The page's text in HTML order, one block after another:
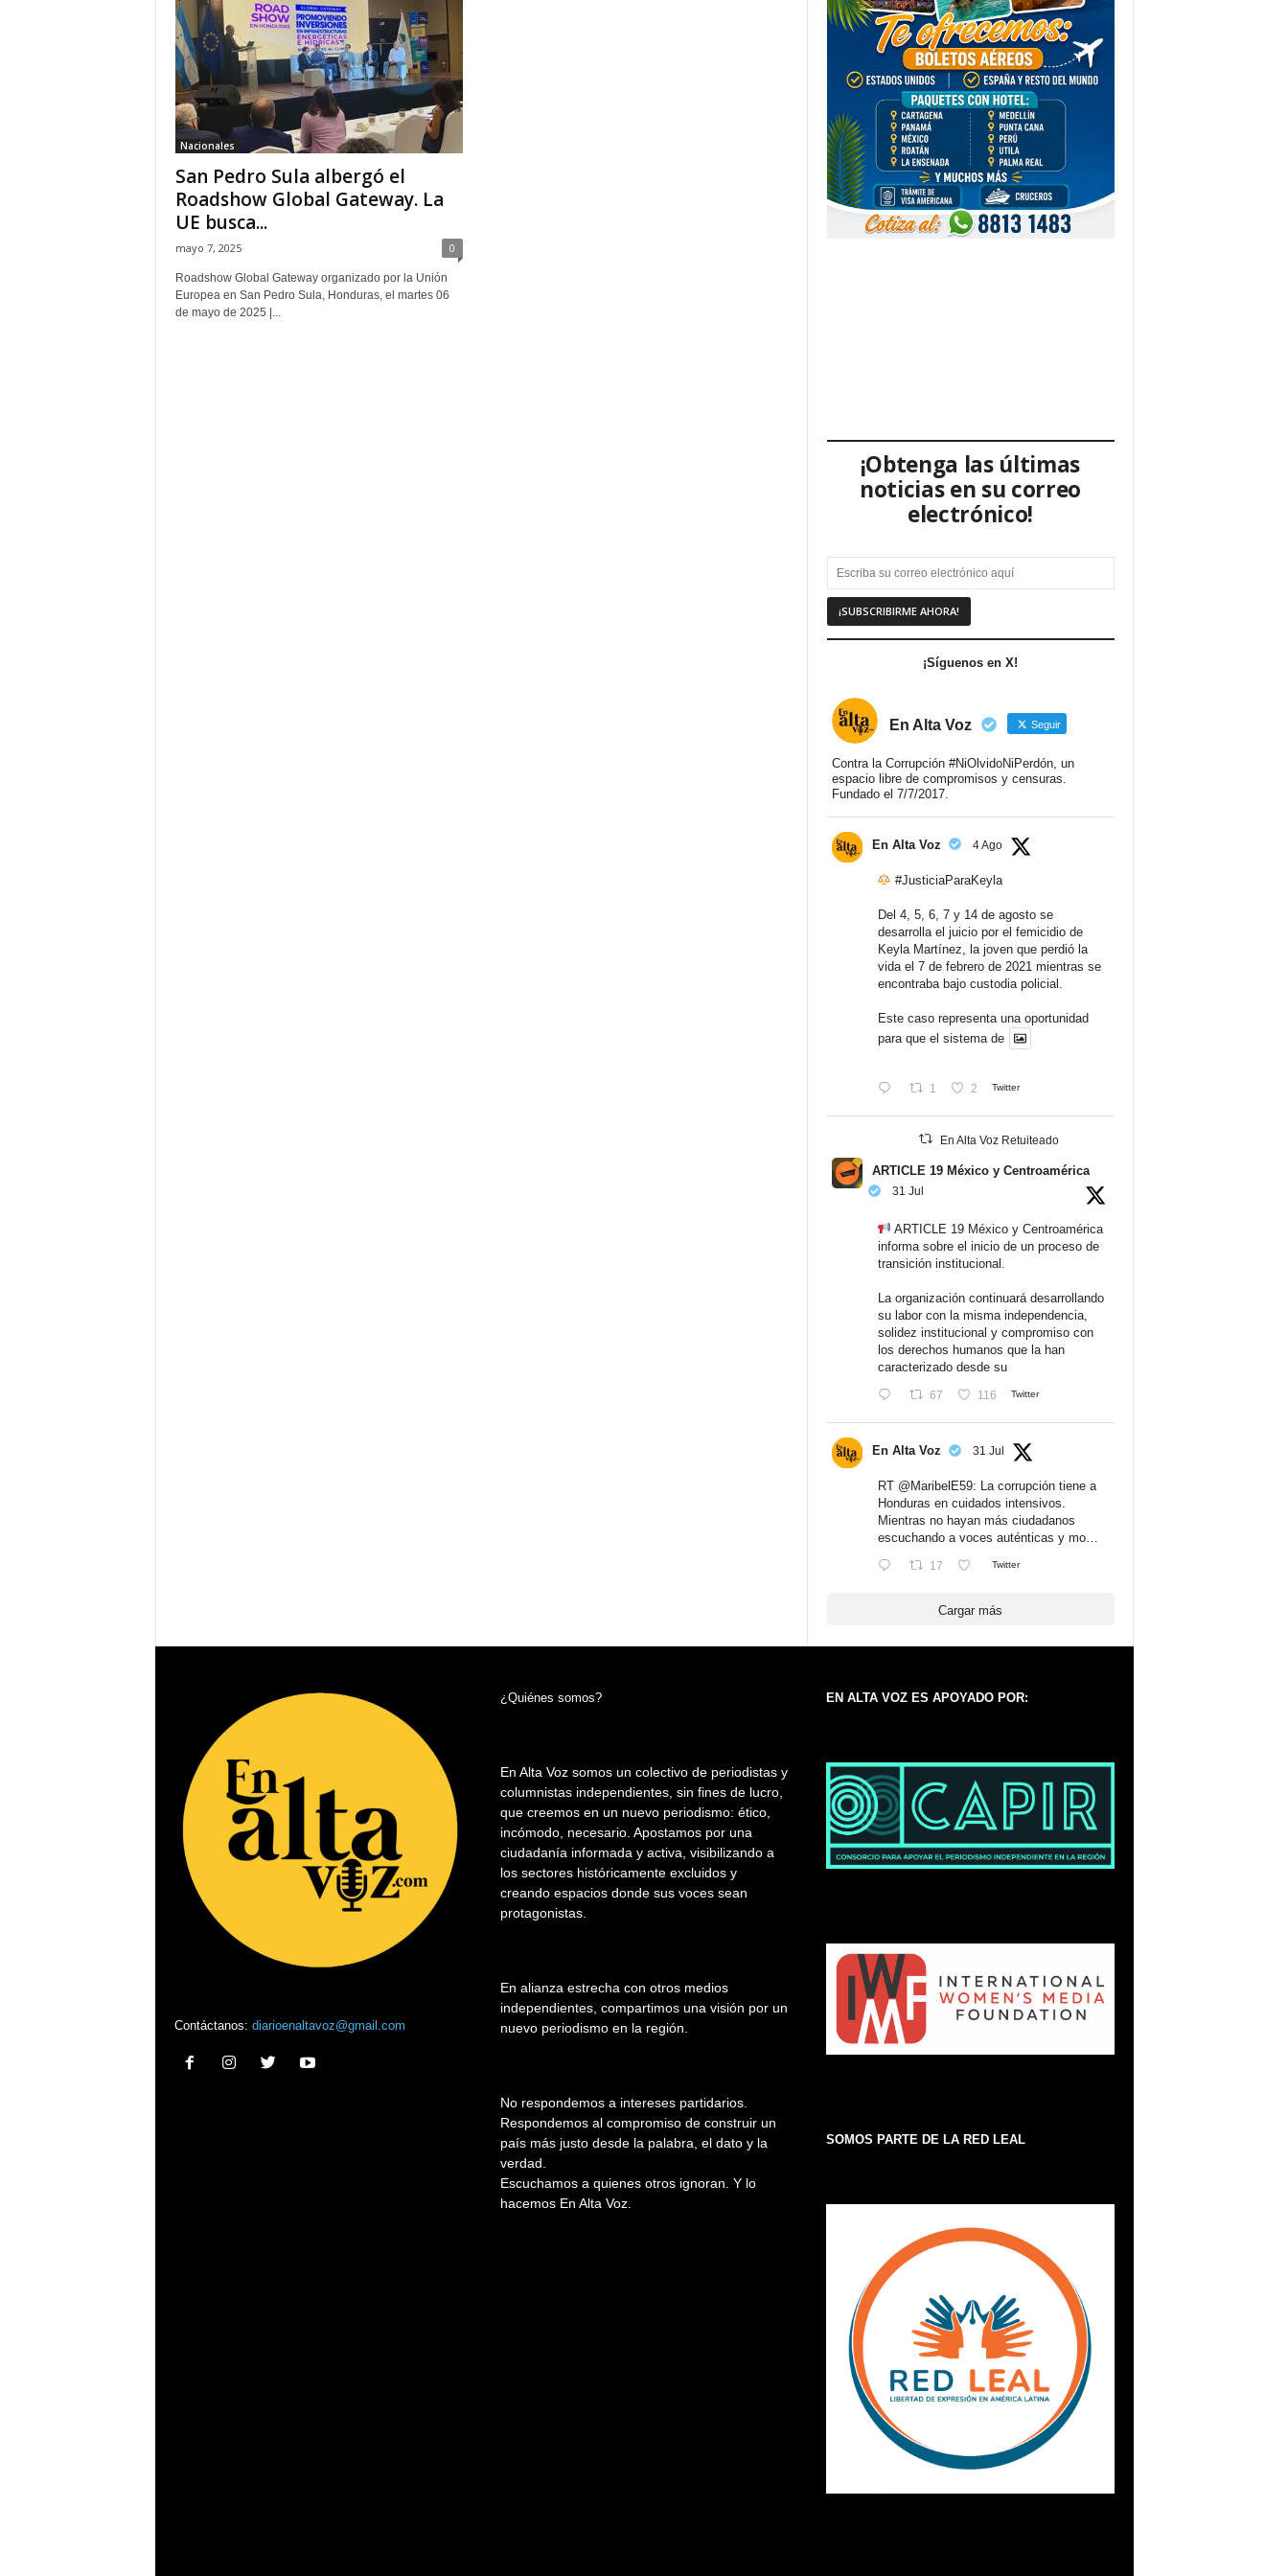
Nacionales
San Pedro Sula albergó el
Roadshow Global Gateway. La
UE busca...
mayo 7, 2025 0
Roadshow Global Gateway organizado por la Unión
Europea en San Pedro Sula, Honduras, el martes 06
de mayo de 2025 |...
¡Obtenga las últimas
noticias en su correo
electrónico!
¡Síguenos en X!
En Alta Voz Seguir
Contra la Corrupción #NiOlvidoNiPerdón, un
espacio libre de compromisos y censuras.
Fundado el 7/7/2017.
En Alta Voz 4 Ago
#JusticiaParaKeyla
Del 4, 5, 6, 7 y 14 de agosto se
desarrolla el juicio por el femicidio de
Keyla Martínez, la joven que perdió la
vida el 7 de febrero de 2021 mientras se
encontraba bajo custodia policial.
Este caso representa una oportunidad
para que el sistema de
1 2 Twitter
En Alta Voz Retuiteado
ARTICLE 19 México y Centroamérica
31 Jul
ARTICLE 19 México y Centroamérica
informa sobre el inicio de un proceso de
transición institucional.
La organización continuará desarrollando
su labor con la misma independencia,
solidez institucional y compromiso con
los derechos humanos que la han
caracterizado desde su
67 116 Twitter
En Alta Voz 31 Jul
RT @MaribelE59: La corrupción tiene a
Honduras en cuidados intensivos.
Mientras no hayan más ciudadanos
escuchando a voces auténticas y mo…
17 Twitter
Cargar más
Contáctanos: diarioenaltavoz@gmail.com
¿Quiénes somos?
En Alta Voz somos un colectivo de periodistas y
columnistas independientes, sin fines de lucro,
que creemos en un nuevo periodismo: ético,
incómodo, necesario. Apostamos por una
ciudadanía informada y activa, visibilizando a
los sectores históricamente excluidos y
creando espacios donde sus voces sean
protagonistas.
En alianza estrecha con otros medios
independientes, compartimos una visión por un
nuevo periodismo en la región.
No respondemos a intereses partidarios.
Respondemos al compromiso de construir un
país más justo desde la palabra, el dato y la
verdad.
Escuchamos a quienes otros ignoran. Y lo
hacemos En Alta Voz.
EN ALTA VOZ ES APOYADO POR:
SOMOS PARTE DE LA RED LEAL